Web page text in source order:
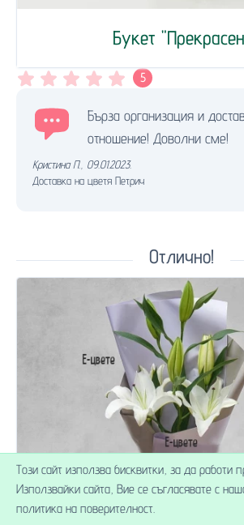
Този сайт използва бисквитки, за да работи
Използвайки сайта, Вие се съгласявате с
политика на поверителност.
Букет
5
Бърза организация и
отношение! Доволни сме!
Кристина П. 09.01.2023.
Доставка на цветя Петрич
Отлично!